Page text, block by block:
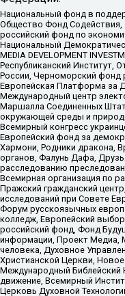
Национальный фонд в
Общество Фонд
российский фонд по
Национальный
MEDIA DEVELOPMENT
Республиканский Институт,
России, Черноморский фонд
Европейская Платформа за
Международный центр
Маршалла Соединенных
окружающей среды и
Всемирный конгресс
Европейский фонд за
Хармони, Родники дракона,
органов, Фалунь Дафа,
расследованию
Всемирная организация по
Пражский гражданский
исследований при Совете
Форум русскоязычных
колледж, Европейский
российский фонд, Фонд
информации, Проект Медиа,
человека, Духовное
Христианской Церкви,
Международный Библейский
движение, Всемирный
Церковь Духовной